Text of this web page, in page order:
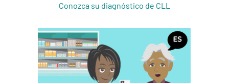
Conozca su diagnóstico de CLL